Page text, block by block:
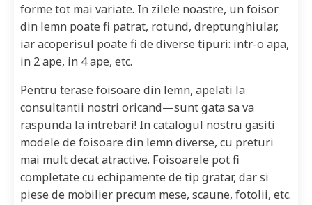
forme tot mai variate. In zilele noastre, un foisor
din lemn poate fi patrat, rotund, dreptunghiular,
iar acoperisul poate fi de diverse tipuri: intr-o apa,
in 2 ape, in 4 ape, etc.
Pentru terase foisoare din lemn, apelati la
consultantii nostri oricand—sunt gata sa va
raspunda la intrebari! In catalogul nostru gasiti
modele de foisoare din lemn diverse, cu preturi
mai mult decat atractive. Foisoarele pot fi
completate cu echipamente de tip gratar, dar si
piese de mobilier precum mese, scaune, fotolii, etc.